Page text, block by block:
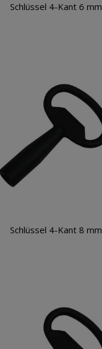
Schlüssel 4-Kant 6 mm
Schlüssel 4-Kant 8 mm